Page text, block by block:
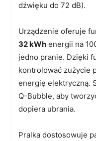
dźwięku do 72 dB).
Urządzenie oferuje
32 kWh energii na
jedno pranie. Dzięki
kontrolować zużycie
energię elektryczną.
Q-Bubble, aby
dopiera ubrania.
Pralka dostosowuje